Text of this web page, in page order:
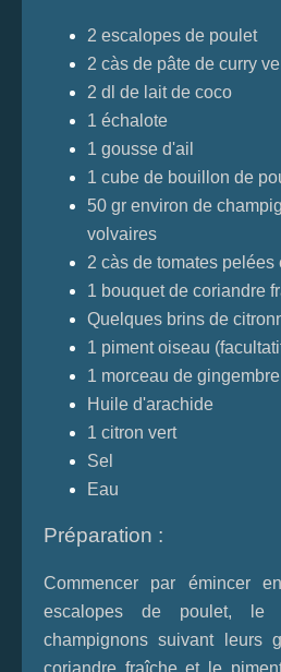
2 escalopes de poulet
2 càs de pâte de curry
2 dl de lait de coco
1 échalote
1 gousse d'ail
1 cube de bouillon de
50 gr environ de
volvaires
2 càs de tomates pelées
1 bouquet de coriandre
Quelques brins de
1 piment oiseau
1 morceau de gingembre
Huile d'arachide
1 citron vert
Sel
Eau
Préparation :
Commencer par émincer
escalopes de poulet, le
champignons suivant leurs
coriandre fraîche et le